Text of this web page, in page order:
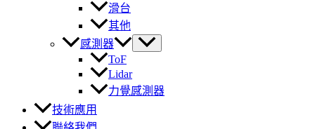
滑台
其他
感測器
ToF
Lidar
力覺感測器
技術應用